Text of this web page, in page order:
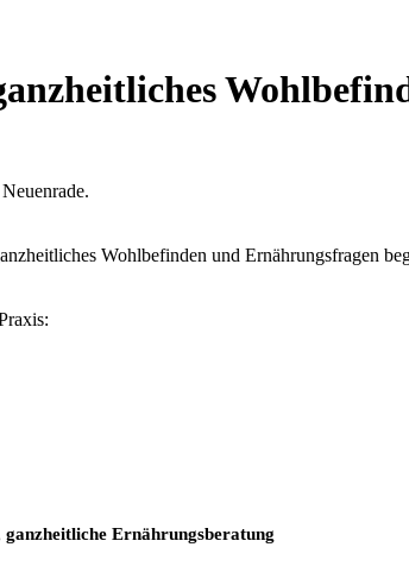
Wohlbefinden und Ernährungsfragen
Ernährungsberatung